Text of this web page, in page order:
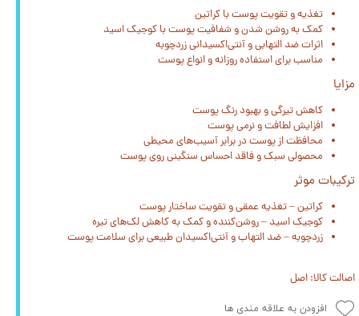
تغذیه و تقویت پوست با کراتین
کمک به روشن شدن و شفافیت پوست با کوجیک اسید
اثرات ضد التهابی و آنتی‌اکسیدانی زردچوبه
مناسب برای استفاده روزانه و انواع پوست
مزایا
کاهش تیرگی و بهبود رنگ پوست
افزایش لطافت و نرمی پوست
محافظت از پوست در برابر آسیب‌های محیطی
محصولی سبک و فاقد احساس سنگینی روی پوست
ترکیبات موثر
کراتین – تغذیه عمقی و تقویت ساختار پوست
کوجیک اسید – روشن‌کننده و کمک به کاهش لک‌های تیره
زردچوبه – ضد التهاب و آنتی‌اکسیدان طبیعی برای سلامت پوست
اصالت کالا: اصل
افزودن به علاقه مندی ها